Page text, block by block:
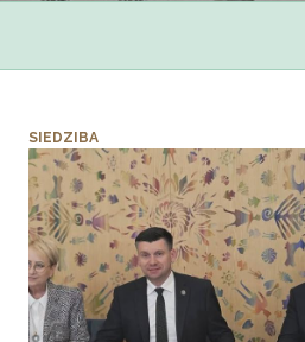
SIEDZIBA